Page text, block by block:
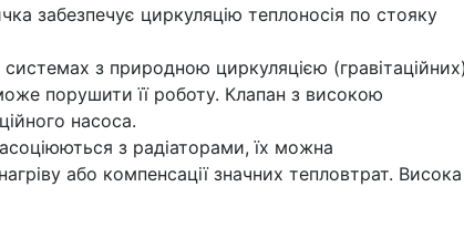
забезпечує циркуляцію теплоносія по стояку
системах з природною циркуляцією
порушити її роботу. Клапан з високою
насоса.
з радіаторами, їх можна
або компенсації значних тепловтрат. Висока